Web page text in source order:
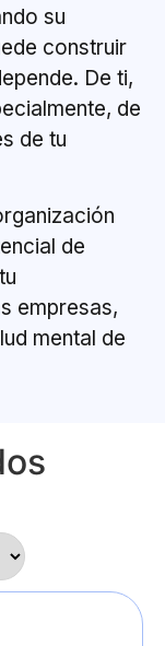
su
construir
De ti,
de
de tu
de
empresas,
mental de